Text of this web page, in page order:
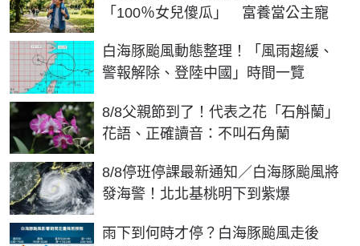
「100％女兒傻瓜」 富養當公主寵
白海豚颱風動態整理！「風雨趨緩、
警報解除、登陸中國」時間一覽
8/8父親節到了！代表之花「石斛蘭」
花語、正確讀音：不叫石角蘭
8/8停班停課最新通知／白海豚颱風將
發海警！北北基桃明下到紫爆
雨下到何時才停？白海豚颱風走後